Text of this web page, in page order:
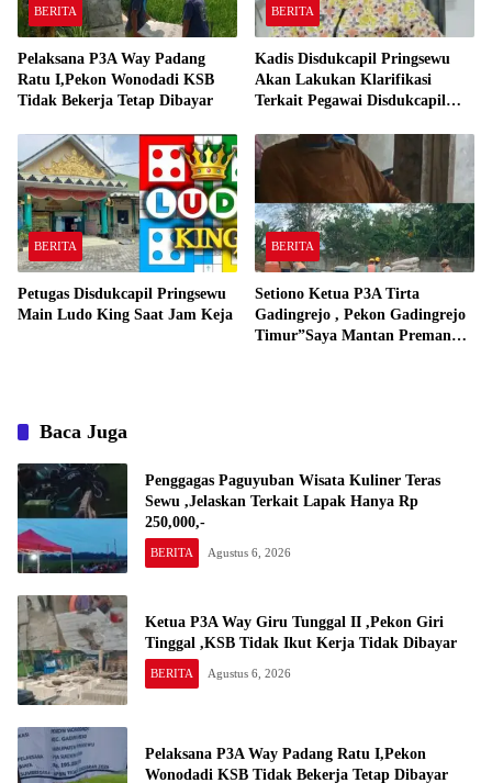
BERITA
Pelaksana P3A Way Padang
Ratu I,Pekon Wonodadi KSB
Tidak Bekerja Tetap Dibayar
BERITA
Kadis Disdukcapil Pringsewu
Akan Lakukan Klarifikasi
Terkait Pegawai Disdukcapil
Kerja
BERITA
Petugas Disdukcapil Pringsewu
Main Ludo King Saat Jam Keja
BERITA
Setiono Ketua P3A Tirta
Gadingrejo , Pekon Gadingrejo
Timur”Saya Mantan Preman
Baca Juga
Penggagas Paguyuban Wisata Kuliner Teras
Sewu ,Jelaskan Terkait Lapak Hanya Rp
250,000,-
BERITA Agustus 6, 2026
Ketua P3A Way Giru Tunggal II ,Pekon Giri
Tinggal ,KSB Tidak Ikut Kerja Tidak Dibayar
BERITA Agustus 6, 2026
Pelaksana P3A Way Padang Ratu I,Pekon
Wonodadi KSB Tidak Bekerja Tetap Dibayar